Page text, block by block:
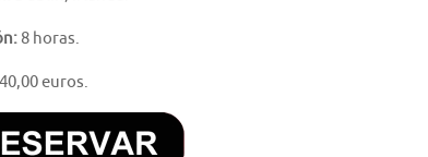
8 horas.
40,00 euros.